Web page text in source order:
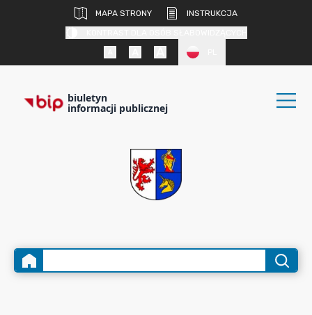
MAPA STRONY
INSTRUKCJA
biuletyn
informacji publicznej